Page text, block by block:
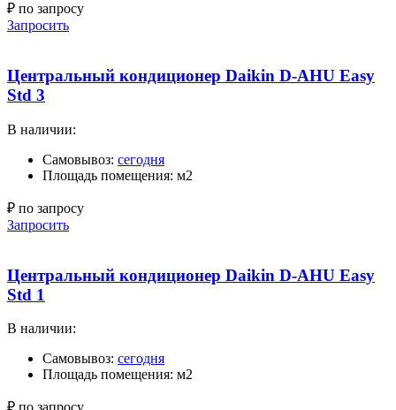
₽ по запросу
Запросить
Центральный кондиционер Daikin D-AHU Easy
Std 3
В наличии:
Самовывоз: сегодня
Площадь помещения: м2
₽ по запросу
Запросить
Центральный кондиционер Daikin D-AHU Easy
Std 1
В наличии:
Самовывоз: сегодня
Площадь помещения: м2